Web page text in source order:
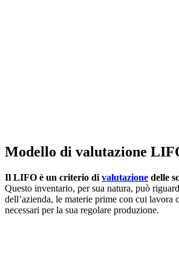
Modello di valutazione
Il LIFO è un criterio di valutazione delle
Questo inventario, per sua natura, può
dell’azienda, le materie prime con cui lavora
necessari per la sua regolare produzione.